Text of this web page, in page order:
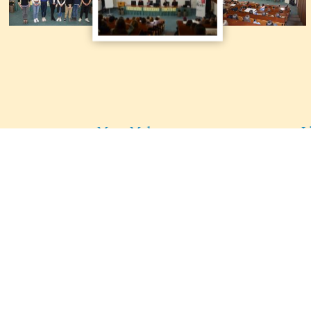
Lekarna Velenje Esotech